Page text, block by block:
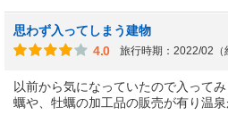
思わず入ってしまう建物
4.0
旅行時期：2022/02（
以前から気になっていたので入って
蠣や、牡蠣の加工品の販売が有り温